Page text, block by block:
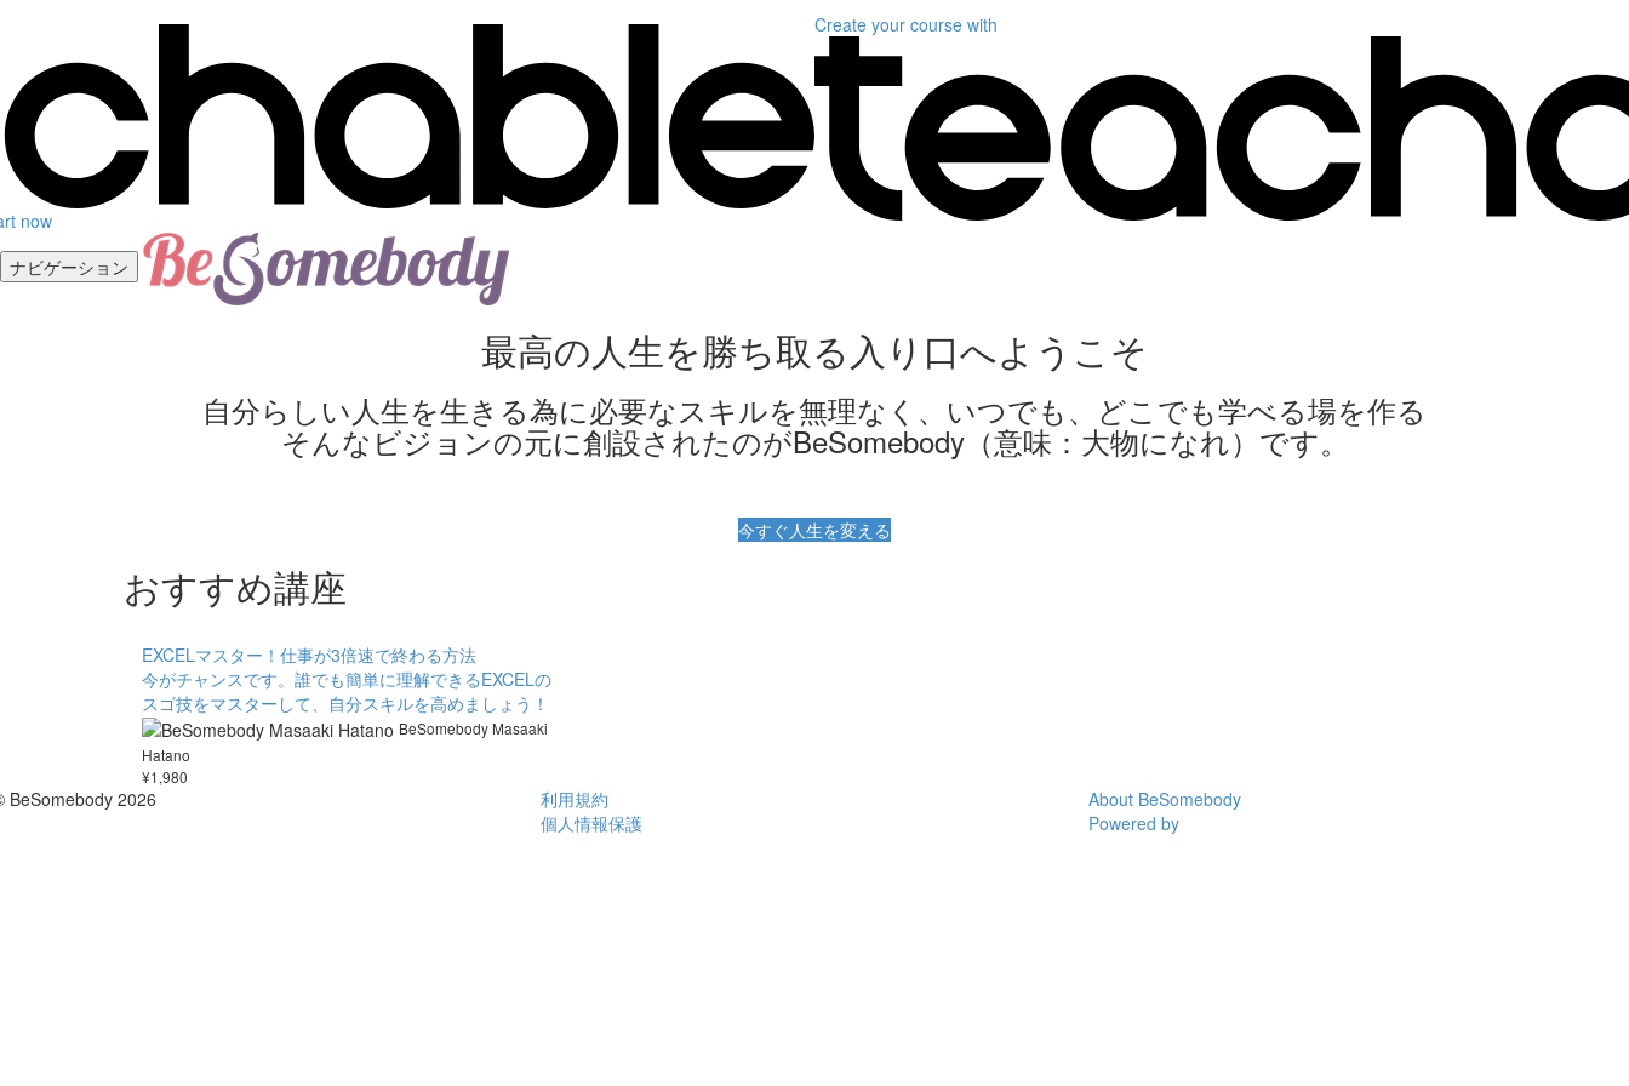
now
Create your course with
ナビゲーション
最高の人生を勝ち取る入り口へようこそ
自分らしい人生を生きる為に必要なスキルを無理なく、いつでも、どこでも学べる場を作る
そんなビジョンの元に創設されたのがBeSomebody（意味：大物になれ）です。
今すぐ人生を変える
おすすめ講座
EXCELマスター！仕事が3倍速で終わる方法
今がチャンスです。誰でも簡単に理解できるEXCELの
スゴ技をマスターして、自分スキルを高めましょう！
BeSomebody Masaaki
Hatano
¥1,980
BeSomebody 2026
利用規約
個人情報保護
About BeSomebody
Powered by